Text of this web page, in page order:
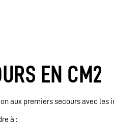
EN CM2
aux premiers secours avec les
à :